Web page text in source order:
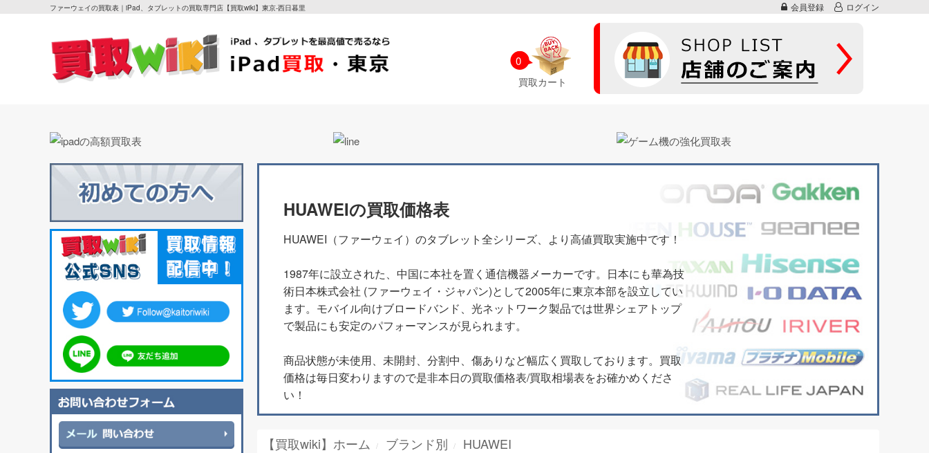
ファーウェイの買取表｜iPad、タブレットの買取専門店【買取wiki】東京-西日暮里 会員登録 ログイン
0
買取カート
HUAWEIの買取価格表
HUAWEI（ファーウェイ）のタブレット全シリーズ、より高値買取実施中です！
1987年に設立された、中国に本社を置く通信機器メーカーです。日本にも華為技
術日本株式会社 (ファーウェイ・ジャパン)として2005年に東京本部を設立してい
ます。モバイル向けブロードバンド、光ネットワーク製品では世界シェアトップ
で製品にも安定のパフォーマンスが見られます。
商品状態が未使用、未開封、分割中、傷ありなど幅広く買取しております。買取
価格は毎日変わりますので是非本日の買取価格表/買取相場表をお確かめくださ
い！
【買取wiki】ホーム ブランド別 HUAWEI